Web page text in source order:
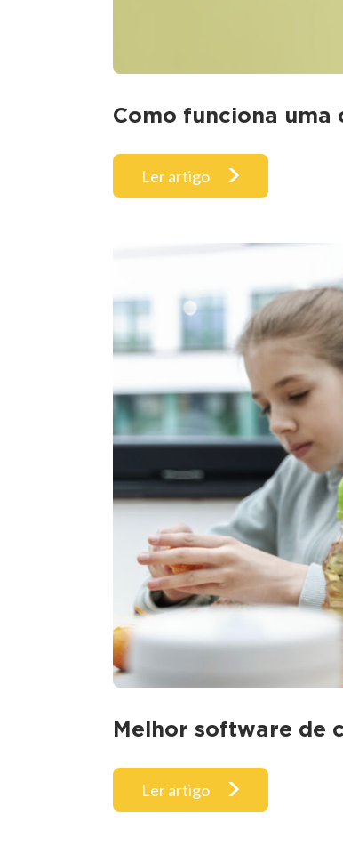
Como funciona uma
Ler artigo
Melhor software de
Ler artigo